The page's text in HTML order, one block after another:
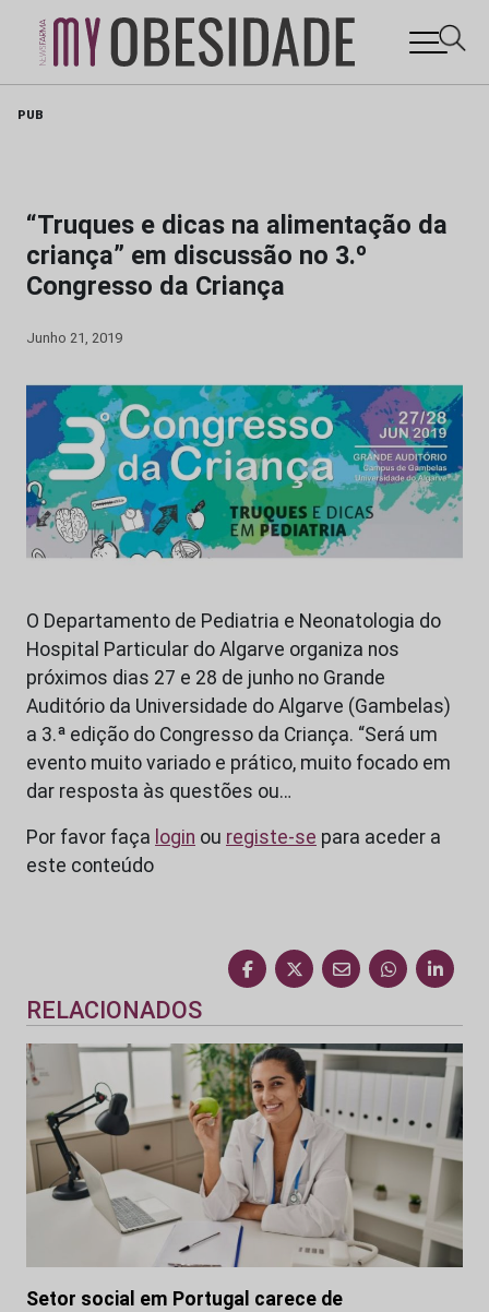
PUB
“Truques e dicas na alimentação da
criança” em discussão no 3.º
Congresso da Criança
Junho 21, 2019
O Departamento de Pediatria e Neonatologia do
Hospital Particular do Algarve organiza nos
próximos dias 27 e 28 de junho no Grande
Auditório da Universidade do Algarve (Gambelas)
a 3.ª edição do Congresso da Criança. “Será um
evento muito variado e prático, muito focado em
dar resposta às questões ou…
Por favor faça login ou registe-se para aceder a
este conteúdo
RELACIONADOS
Setor social em Portugal carece de